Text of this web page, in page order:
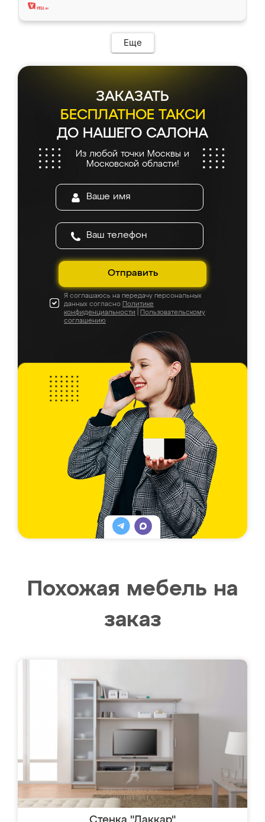
Еще
ЗАКАЗАТЬ
БЕСПЛАТНОЕ ТАКСИ
ДО НАШЕГО САЛОНА
Из любой точки Москвы и
Московской области!
Отправить
Я соглашаюсь на передачу персональных
данных согласно Политике
конфиденциальности
Пользовательскому
соглашению
Похожая мебель на
заказ